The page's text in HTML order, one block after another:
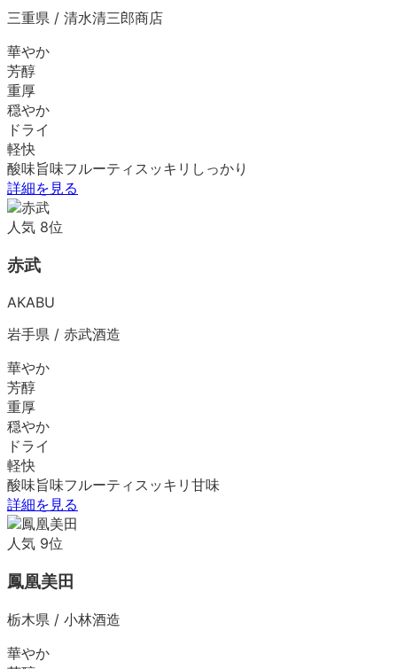
三重県 / 清水清三郎商店
華やか
芳醇
重厚
穏やか
ドライ
軽快
酸味旨味フルーティ スッキリ しっかり
詳細を見る
人気 8位
赤武
AKABU
岩手県 / 赤武酒造
華やか
芳醇
重厚
穏やか
ドライ
軽快
酸味旨味フルーティ スッキリ 甘味
詳細を見る
人気 9位
鳳凰美田
栃木県 / 小林酒造
華やか